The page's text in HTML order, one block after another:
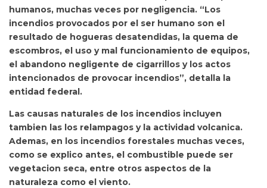
humanos, muchas veces por negligencia. “Los
incendios provocados por el ser humano son el
resultado de hogueras desatendidas, la quema de
escombros, el uso y mal funcionamiento de equipos,
el abandono negligente de cigarrillos y los actos
intencionados de provocar incendios”, detalla la
entidad federal.
Las causas naturales de los incendios incluyen
tambien las los relampagos y la actividad volcanica.
Ademas, en los incendios forestales muchas veces,
como se explico antes, el combustible puede ser
vegetacion seca, entre otros aspectos de la
naturaleza como el viento.